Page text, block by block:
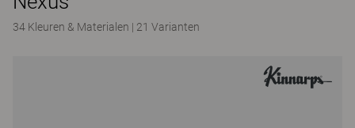
34 Kleuren & Materialen | 21 Varianten